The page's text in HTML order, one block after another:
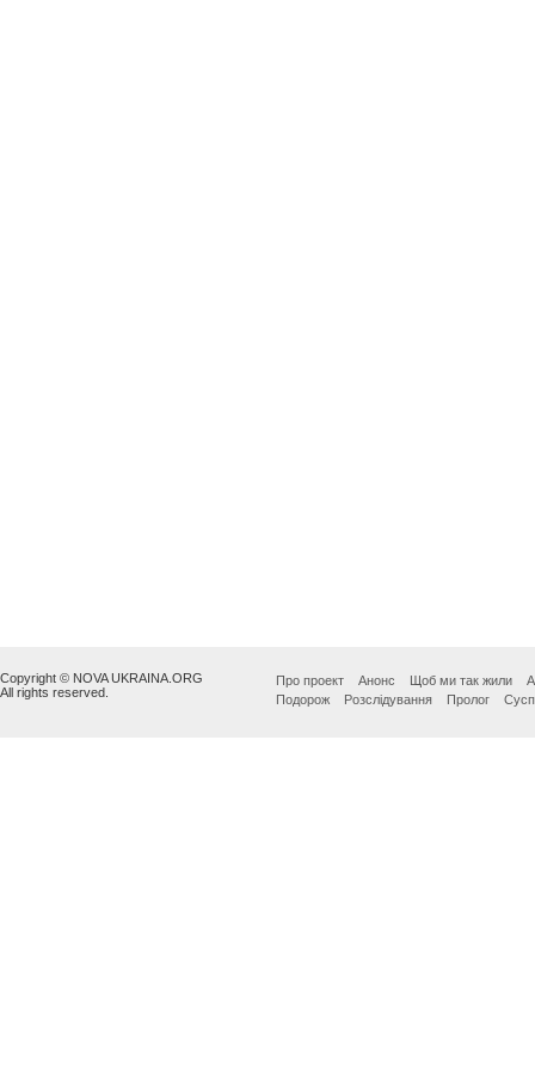
Copyright © NOVA UKRAINA.ORG
All rights reserved.
Про проект Анонс Щоб ми так жили
Подорож
Розслідування Пролог